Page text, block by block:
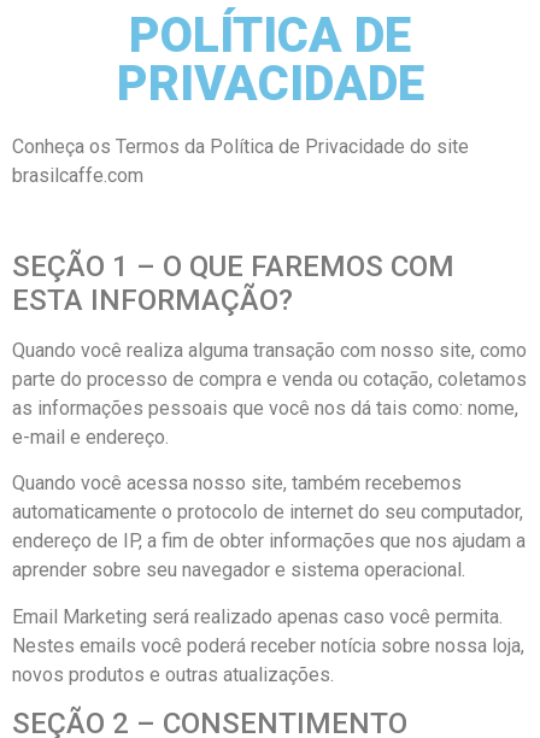
POLÍTICA DE
PRIVACIDADE
Conheça os Termos da Política de Privacidade do site
brasilcaffe.com
SEÇÃO 1 – O QUE FAREMOS COM
ESTA INFORMAÇÃO?
Quando você realiza alguma transação com nosso site, como
parte do processo de compra e venda ou cotação, coletamos
as informações pessoais que você nos dá tais como: nome,
e-mail e endereço.
Quando você acessa nosso site, também recebemos
automaticamente o protocolo de internet do seu computador,
endereço de IP, a fim de obter informações que nos ajudam a
aprender sobre seu navegador e sistema operacional.
Email Marketing será realizado apenas caso você permita.
Nestes emails você poderá receber notícia sobre nossa loja,
novos produtos e outras atualizações.
SEÇÃO 2 – CONSENTIMENTO